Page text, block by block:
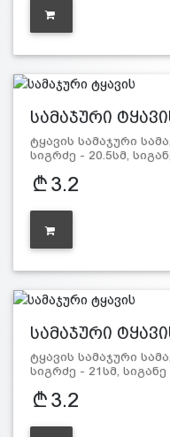
სამაჯური
ტყავის სამაჯური
სიგრძე - 20.5სმ,
3.2
სამაჯური
ტყავის სამაჯური
სიგრძე - 21სმ,
3.2